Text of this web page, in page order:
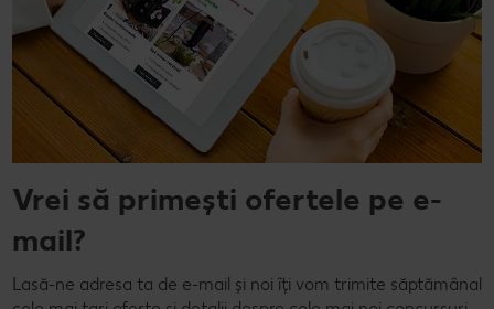
Vrei să primești ofertele pe e-
mail?
Lasă-ne adresa ta de e-mail și noi îți vom trimite săptămânal